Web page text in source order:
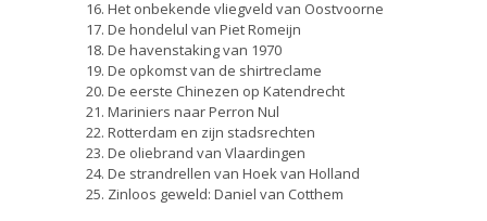
16. Het onbekende vliegveld van Oostvoorne
17. De hondelul van Piet Romeijn
18. De havenstaking van 1970
19. De opkomst van de shirtreclame
20. De eerste Chinezen op Katendrecht
21. Mariniers naar Perron Nul
22. Rotterdam en zijn stadsrechten
23. De oliebrand van Vlaardingen
24. De strandrellen van Hoek van Holland
25. Zinloos geweld: Daniel van Cotthem